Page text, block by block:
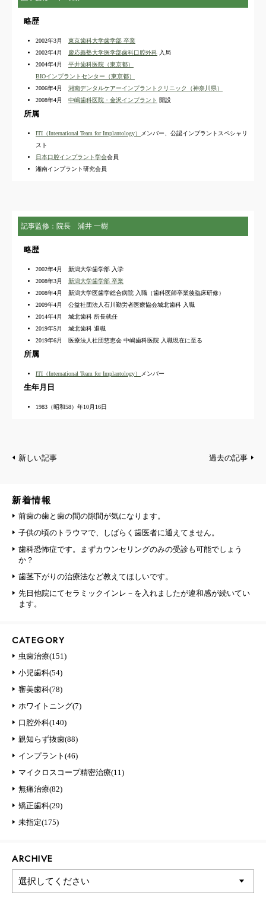
略歴
2002年3月 東京歯科大学歯学部 卒業
2002年4月 慶応義塾大学医学部歯科口腔外科 入局
2004年4月 平井歯科医院（東京都）
BIOインプラントセンター（東京都）
2006年4月 湘南デンタルケアーインプラントクリニック（神奈川県）
2008年4月 中嶋歯科医院・金沢インプラント 開設
所属
ITI（International Team for Implantology）
メンバー、公認インプラントスペシャリ
スト
日本口腔インプラント学会会員
湘南インプラント研究会員
記事監修：院長 浦井 一樹
略歴
2002年4月 新潟大学歯学部 入学
2008年3月 新潟大学歯学部 卒業
2008年4月 新潟大学医歯学総合病院 入職（歯科医師卒業後臨床研修）
2009年4月 公益社団法人石川勤労者医療協会城北歯科 入職
2014年4月 城北歯科 所長就任
2019年5月 城北歯科 退職
2019年6月 医療法人社団慈恵会 中嶋歯科医院 入職現在に至る
所属
ITI（International Team for Implantology） メンバー
生年月日
1983（昭和58）年10月16日
新しい記事 過去の記事
新着情報
前歯の歯と歯の間の隙間が気になります。
子供の頃のトラウマで、しばらく歯医者に通えてません。
歯科恐怖症です。まずカウンセリングのみの受診も可能でしょう
か？
歯茎下がりの治療法など教えてほしいです。
先日他院にてセラミックインレ－を入れましたが違和感が続いてい
ます。
CATEGORY
虫歯治療(151)
小児歯科(54)
審美歯科(78)
ホワイトニング(7)
口腔外科(140)
親知らず抜歯(88)
インプラント(46)
マイクロスコープ精密治療(11)
無痛治療(82)
矯正歯科(29)
未指定(175)
ARCHIVE